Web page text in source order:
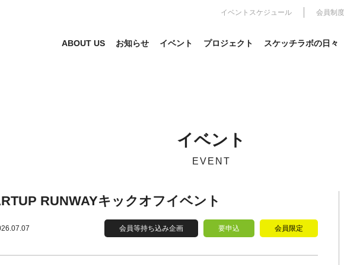
イベントスケジュール 会員制度
ABOUT US お知らせ イベント プロジェクト スケッチラボの日々
イベント
EVENT
RUNWAYキックオフイベント
会員等持ち込み企画 要申込 会員限定